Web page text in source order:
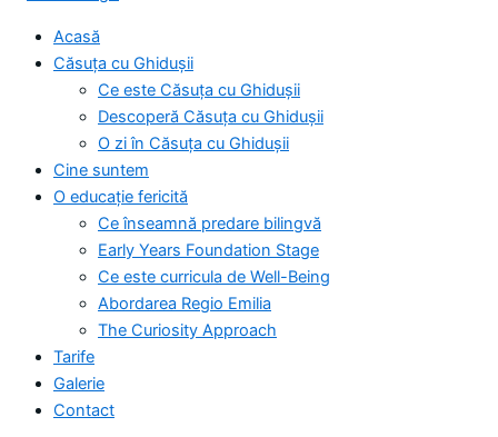
Acasă
Căsuța cu Ghidușii
Ce este Căsuța cu Ghidușii
Descoperă Căsuța cu Ghidușii
O zi în Căsuța cu Ghidușii
Cine suntem
O educație fericită
Ce înseamnă predare bilingvă
Early Years Foundation Stage
Ce este curricula de Well-Being
Abordarea Regio Emilia
The Curiosity Approach
Tarife
Galerie
Contact